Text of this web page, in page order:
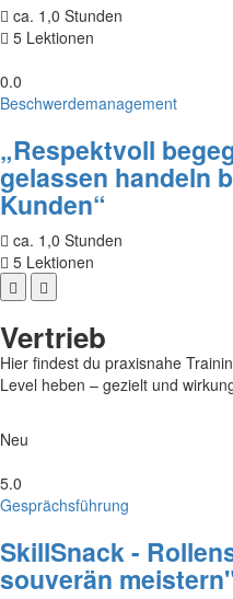
ca. 1,0 Stunden
5 Lektionen
0.0
Beschwerdemanagement
„Respektvoll
gelassen handeln
Kunden“
ca. 1,0 Stunden
5 Lektionen
Vertrieb
Hier findest du praxisnahe
Level heben – gezielt und
Neu
5.0
Gesprächsführung
SkillSnack -
souverän